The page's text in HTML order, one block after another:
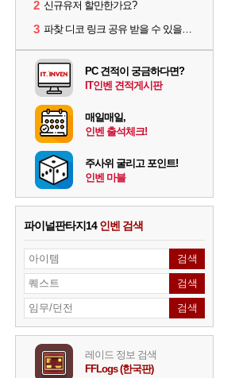
2 신규유저 할만한가요?
3 파찾 디코 링크 공유 받을 수 있을까요?
PC 견적이 궁금하다면?
IT인벤 견적게시판
매일매일,
인벤 출석체크!
주사위 굴리고 포인트!
인벤 마블
파이널판타지14인벤 검색
레이드 정보 검색
FFLogs (한국판)